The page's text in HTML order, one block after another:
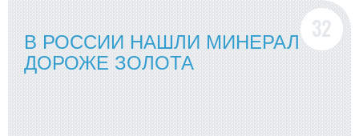
В РОССИИ НАШЛИ МИНЕРАЛ
ДОРОЖЕ ЗОЛОТА